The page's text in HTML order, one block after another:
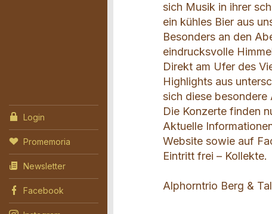
Login
Promemoria
Newsletter
Facebook
sich Musik in ihrer
ein kühles Bier aus
Besonders an den
eindrucksvolle
Direkt am Ufer des
Highlights aus
sich diese
Die Konzerte finden
Aktuelle
Website sowie auf
Eintritt frei – Kollekte.
Alphorntrio Berg &